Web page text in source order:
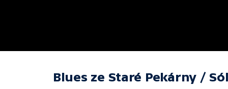
Blues ze Staré Pekárny /